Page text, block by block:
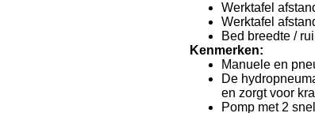
Werktafel
Werktafel
Bed breedte /
Kenmerken:
Manuele en
De
en zorgt voor
Pomp met 2